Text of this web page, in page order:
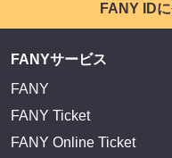
FANY ID
FANYサービス
FANY
FANY Ticket
FANY Online Ticket